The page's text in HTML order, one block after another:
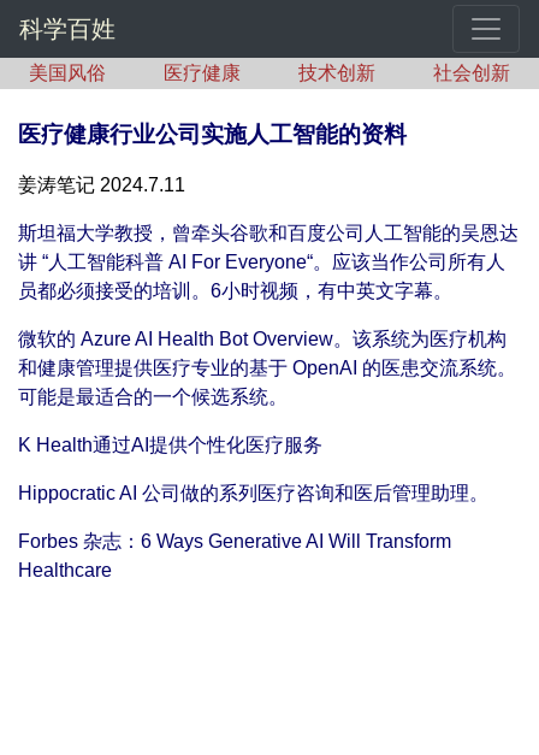
科学百姓
美国风俗 医疗健康 技术创新 社会创新
医疗健康行业公司实施人工智能的资料
姜涛笔记 2024.7.11
斯坦福大学教授，曾牵头谷歌和百度公司人工智能的吴恩达
讲 “人工智能科普 AI For Everyone“。应该当作公司所有人
员都必须接受的培训。6小时视频，有中英文字幕。
微软的 Azure AI Health Bot Overview。该系统为医疗机构
和健康管理提供医疗专业的基于 OpenAI 的医患交流系统。
可能是最适合的一个候选系统。
K Health通过AI提供个性化医疗服务
Hippocratic AI 公司做的系列医疗咨询和医后管理助理。
Forbes 杂志：6 Ways Generative AI Will Transform
Healthcare